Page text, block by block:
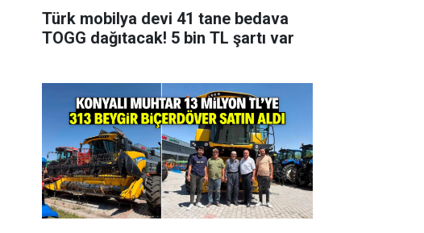
Türk mobilya devi 41 tane bedava
TOGG dağıtacak! 5 bin TL şartı var